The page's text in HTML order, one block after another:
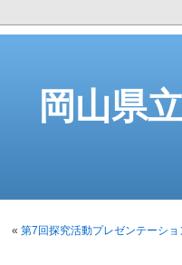
岡山県
« 第7回探究活動プレゼンテーシ